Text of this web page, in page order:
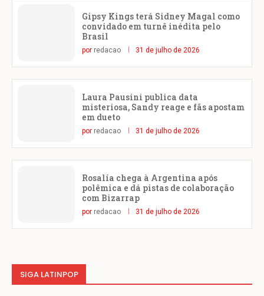
Gipsy Kings terá Sidney Magal como
convidado em turnê inédita pelo
Brasil
por redacao 31 de julho de 2026
Laura Pausini publica data
misteriosa, Sandy reage e fãs apostam
em dueto
por redacao 31 de julho de 2026
Rosalía chega à Argentina após
polêmica e dá pistas de colaboração
com Bizarrap
por redacao 31 de julho de 2026
SIGA LATINPOP